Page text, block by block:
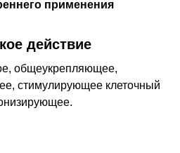
применения
действие
общеукрепляющее,
стимулирующее клеточный
.